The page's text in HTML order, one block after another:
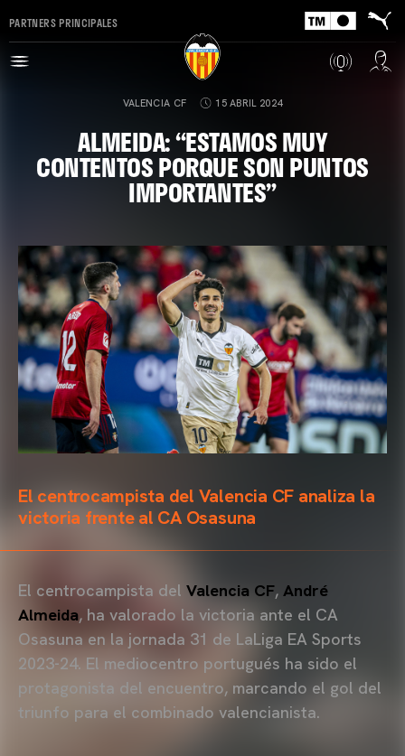
PARTNERS PRINCIPALES
VALENCIA CF 15 ABRIL 2024
ALMEIDA: “ESTAMOS MUY
CONTENTOS PORQUE SON PUNTOS
IMPORTANTES”
El centrocampista del Valencia CF analiza la
victoria frente al CA Osasuna
El centrocampista del Valencia CF, André
Almeida, ha valorado la victoria ante el CA
Osasuna en la jornada 31 de LaLiga EA Sports
2023-24. El mediocentro portugués ha sido el
protagonista del encuentro, marcando el gol del
triunfo para el combinado valencianista.